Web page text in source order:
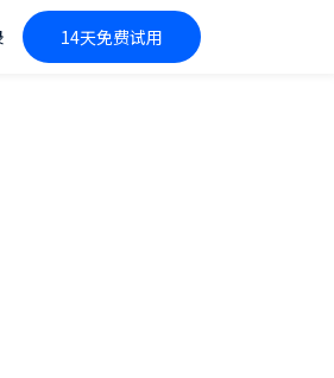
14天免费试用